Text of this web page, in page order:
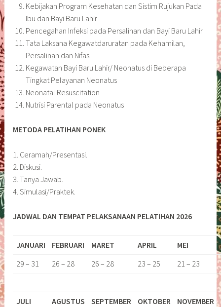
Kebijakan Program Kesehatan dan Sistim Rujukan Pada
Ibu dan Bayi Baru Lahir
Pencegahan Infeksi pada Persalinan dan Bayi Baru Lahir
Tata Laksana Kegawatdaruratan pada Kehamilan,
Persalinan dan Nifas
Kegawatan Bayi Baru Lahir/ Neonatus di Beberapa
Tingkat Pelayanan Neonatus
Neonatal Resuscitation
Nutrisi Parental pada Neonatus
METODA PELATIHAN PONEK
1. Ceramah/Presentasi.
2. Diskusi.
3. Tanya Jawab.
4. Simulasi/Praktek.
JADWAL DAN TEMPAT PELAKSANAAN PELATIHAN 2026
JANUARI FEBRUARI MARET APRIL MEI
29 – 31
26 – 28 26 – 28 23 – 25 21 – 23
JULI AGUSTUS SEPTEMBER OKTOBER NOVEMBER